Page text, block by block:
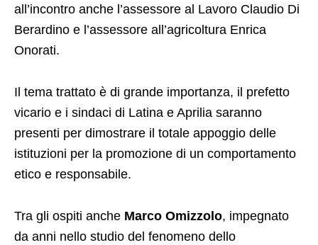
all’incontro anche l’assessore al Lavoro Claudio Di
Berardino e l’assessore all’agricoltura Enrica
Onorati.
Il tema trattato è di grande importanza, il prefetto
vicario e i sindaci di Latina e Aprilia saranno
presenti per dimostrare il totale appoggio delle
istituzioni per la promozione di un comportamento
etico e responsabile.
Tra gli ospiti anche Marco Omizzolo, impegnato
da anni nello studio del fenomeno dello